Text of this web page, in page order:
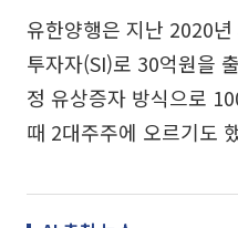
유한양행은 지난 2020
투자자(SI)로 30억원을
정 유상증자 방식으로
때 2대주주에 오르기도